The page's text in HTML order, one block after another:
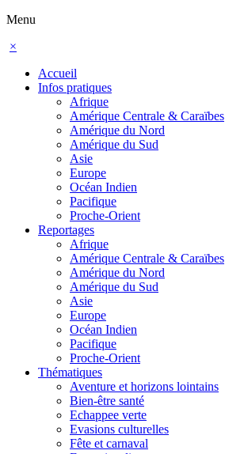
Menu
×
Accueil
Infos pratiques
Afrique
Amérique Centrale & Caraïbes
Amérique du Nord
Amérique du Sud
Asie
Europe
Océan Indien
Pacifique
Proche-Orient
Reportages
Afrique
Amérique Centrale & Caraïbes
Amérique du Nord
Amérique du Sud
Asie
Europe
Océan Indien
Pacifique
Proche-Orient
Thématiques
Aventure et horizons lointains
Bien-être santé
Echappee verte
Evasions culturelles
Fête et carnaval